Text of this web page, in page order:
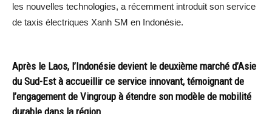
les nouvelles technologies, a récemment introduit son service
de taxis électriques Xanh SM en Indonésie.
Après le Laos, l’Indonésie devient le deuxième marché d’Asie
du Sud-Est à accueillir ce service innovant, témoignant de
l’engagement de Vingroup à étendre son modèle de mobilité
durable dans la région.